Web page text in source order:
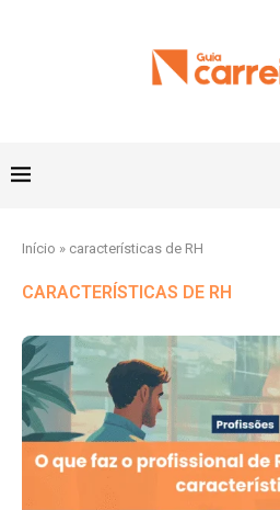
Início » características de RH
CARACTERÍSTICAS DE RH